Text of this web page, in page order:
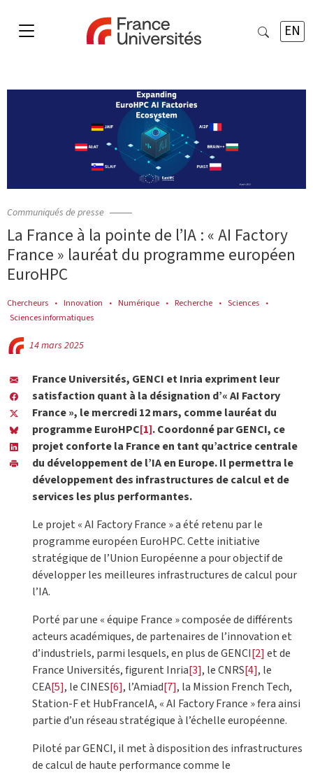
EN
Communiqués de presse
La France à la pointe de l’IA : « AI Factory
France » lauréat du programme européen
EuroHPC
Chercheurs Innovation Numérique Recherche
Sciences
Sciences informatiques
14 mars 2025
France Universités, GENCI et Inria expriment leur
satisfaction quant à la désignation d’« AI Factory
France », le mercredi 12 mars, comme lauréat du
programme EuroHPC[1]. Coordonné par GENCI, ce
projet conforte la France en tant qu’actrice centrale
du développement de l’IA en Europe. Il permettra le
développement des infrastructures de calcul et de
services les plus performantes.
Le projet « AI Factory France » a été retenu par le
programme européen EuroHPC. Cette initiative
stratégique de l’Union Européenne a pour objectif de
développer les meilleures infrastructures de calcul pour
l’IA.
Porté par une « équipe France » composée de différents
acteurs académiques, de partenaires de l’innovation et
d’industriels, parmi lesquels, en plus de GENCI[2] et de
France Universités, figurent Inria[3], le CNRS[4], le
CEA[5], le CINES[6], l’Amiad[7], la Mission French Tech,
Station-F et HubFranceIA, « AI Factory France » fera ainsi
partie d’un réseau stratégique à l’échelle européenne.
Piloté par GENCI, il met à disposition des infrastructures
de calcul de haute performance comme le